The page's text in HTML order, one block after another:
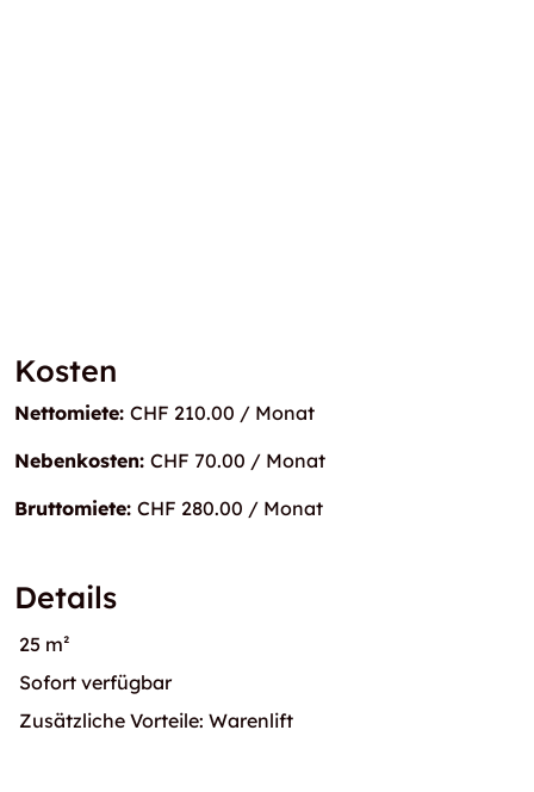
Kosten
Nettomiete: CHF 210.00 / Monat
Nebenkosten: CHF 70.00 / Monat
Bruttomiete: CHF 280.00 / Monat
Details
25 m²
Sofort verfügbar
Zusätzliche Vorteile: Warenlift